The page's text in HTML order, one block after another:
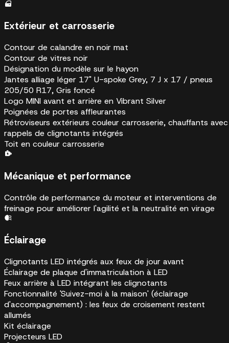
Extérieur et carrosserie
Contour de calandre en noir mat
Contour de vitres noir
Désignation du modèle sur le hayon
Jantes alliage léger 17" U-spoke Grey, 7 J x 17 / pneus
205/50 R17, Gris foncé
Logo MINI avant et arrière en Vibrant Silver
Poignées de portes affleurantes
Rétroviseurs extérieurs couleur carrosserie, chauffants avec
rappels de clignotants intégrés
Toit en couleur carrosserie
Mécanique et performance
Contrôle de performance du moteur et interventions de
freinage pour améliorer l'agilité et la neutralité en virage
Éclairage
Clignotants LED intégrés aux feux de jour avant
Éclairage de plaque d'immatriculation à LED
Feux arrière à LED intégrant les clignotants
Fonctionnalité 'Suivez-moi à la maison' (éclairage
d'accompagnement) : les feux de croisement restent
allumés
Kit éclairage
Projecteurs LED